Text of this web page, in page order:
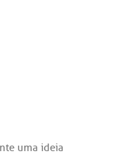
uma ideia